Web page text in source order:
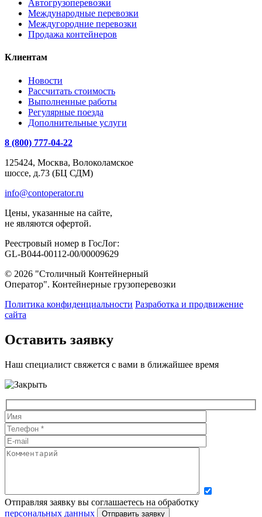
Автогрузоперевозки
Международные перевозки
Междугородние перевозки
Продажа контейнеров
Клиентам
Новости
Рассчитать стоимость
Выполненные работы
Регулярные поезда
Дополнительные услуги
8 (800) 777-04-22
125424, Москва, Волоколамское
шоссе, д.73 (БЦ СДМ)
info@contoperator.ru
Цены, указанные на сайте,
не являются офертой.
Реестровый номер в ГосЛог:
GL-B044-00112-00/00009629
© 2026 "Столичный Контейнерный
Оператор". Контейнерные грузоперевозки
Политика конфиденциальности Разработка и продвижение
сайта
Оставить заявку
Наш специалист свяжется с вами в ближайшее время
Отправляя заявку вы соглашаетесь на обработку
персональных данных